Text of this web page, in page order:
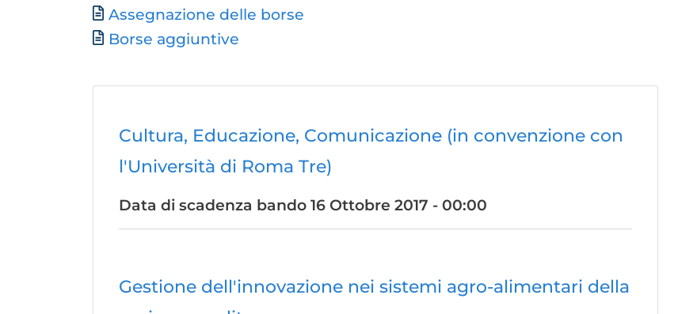
Assegnazione delle borse
Borse aggiuntive
Cultura, Educazione, Comunicazione (in convenzione con
l'Università di Roma Tre)
Data di scadenza bando 16 Ottobre 2017 - 00:00
Gestione dell'innovazione nei sistemi agro-alimentari della